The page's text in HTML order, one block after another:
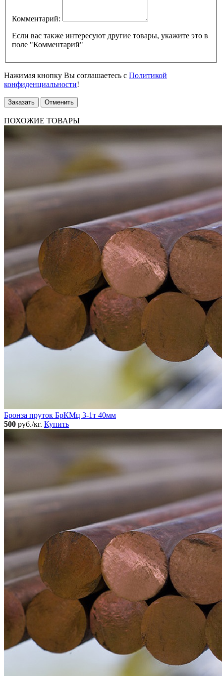
Комментарий:
Если вас также интересуют другие товары, укажите это в
поле "Комментарий"
Нажимая кнопку Вы соглашаетесь с Политикой
конфиденциальности!
Заказать Отменить
ПОХОЖИЕ ТОВАРЫ
Бронза пруток БрКМц 3-1т 40мм
500 руб./кг. Купить